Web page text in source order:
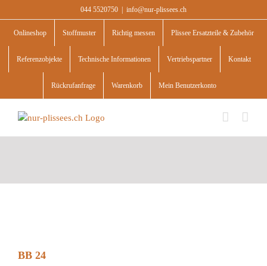
to
content
044 5520750 info@nur-plissees.ch
Onlineshop Stoffmuster Richtig messen Plissee Ersatzteile & Zubehör
Referenzobjekte Technische Informationen Vertriebspartner Kontakt
Rückrufanfrage Warenkorb Mein Benutzerkonto
BB 24